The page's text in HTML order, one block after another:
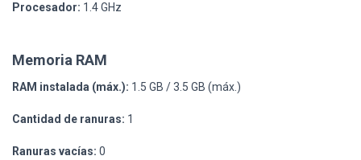
Procesador: 1.4 GHz
Memoria RAM
RAM instalada (máx.): 1.5 GB / 3.5 GB (máx.)
Cantidad de ranuras: 1
Ranuras vacías: 0